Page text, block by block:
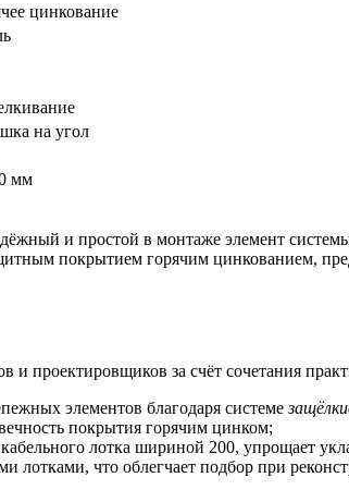
цинкование
на угол
мм
и простой в монтаже элемент
покрытием горячим цинкованием,
проектировщиков за счёт сочетания
элементов благодаря системе
покрытия горячим цинком;
лотка шириной 200, упрощает
лотками, что облегчает подбор при